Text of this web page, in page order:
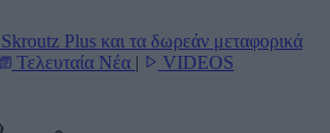
Plus και τα δωρεάν μεταφορικά
Τελευταία Νέα | VIDEOS